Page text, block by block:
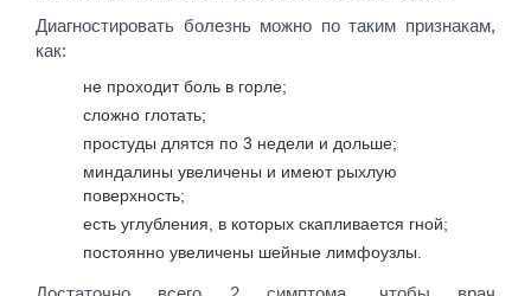
Диагностировать болезнь можно по таким признакам,
как:
не проходит боль в горле;
сложно глотать;
простуды длятся по 3 недели и дольше;
миндалины увеличены и имеют рыхлую
поверхность;
есть углубления, в которых скапливается гной;
постоянно увеличены шейные лимфоузлы.